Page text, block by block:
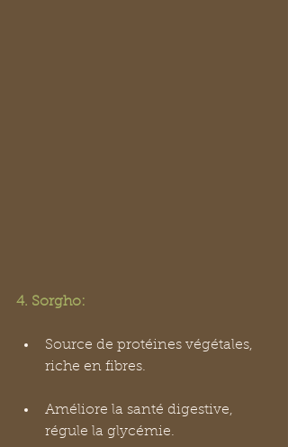
4. Sorgho:
Source de protéines végétales,
riche en fibres.
Améliore la santé digestive,
régule la glycémie.